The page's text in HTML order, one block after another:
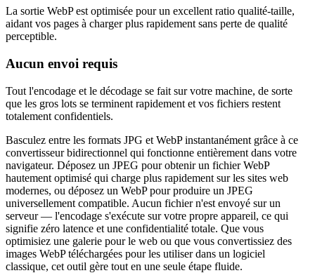
La sortie WebP est optimisée pour un excellent ratio qualité-taille,
aidant vos pages à charger plus rapidement sans perte de qualité
perceptible.
Aucun envoi requis
Tout l'encodage et le décodage se fait sur votre machine, de sorte
que les gros lots se terminent rapidement et vos fichiers restent
totalement confidentiels.
Basculez entre les formats JPG et WebP instantanément grâce à ce
convertisseur bidirectionnel qui fonctionne entièrement dans votre
navigateur. Déposez un JPEG pour obtenir un fichier WebP
hautement optimisé qui charge plus rapidement sur les sites web
modernes, ou déposez un WebP pour produire un JPEG
universellement compatible. Aucun fichier n'est envoyé sur un
serveur — l'encodage s'exécute sur votre propre appareil, ce qui
signifie zéro latence et une confidentialité totale. Que vous
optimisiez une galerie pour le web ou que vous convertissiez des
images WebP téléchargées pour les utiliser dans un logiciel
classique, cet outil gère tout en une seule étape fluide.